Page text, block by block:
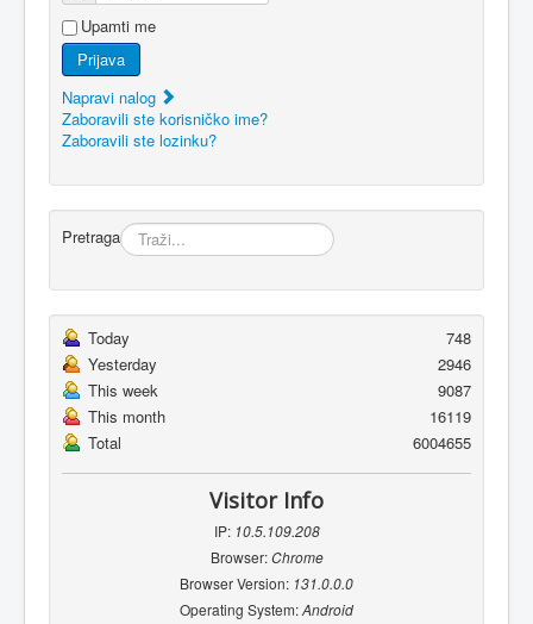
Upamti me
Prijava
Napravi nalog
Zaboravili ste korisničko ime?
Zaboravili ste lozinku?
Pretraga
Today
748
Yesterday
2946
This week
9087
This month
16119
Total
6004655
Visitor Info
IP: 10.5.109.208
Browser:Chrome
Browser Version: 131.0.0.0
Operating System:Android